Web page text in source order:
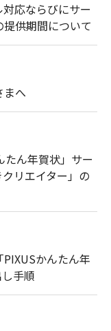
応ならびにサー
供期間について
へ
たん年賀状」サー
リエイター」の
かんたん年
手順